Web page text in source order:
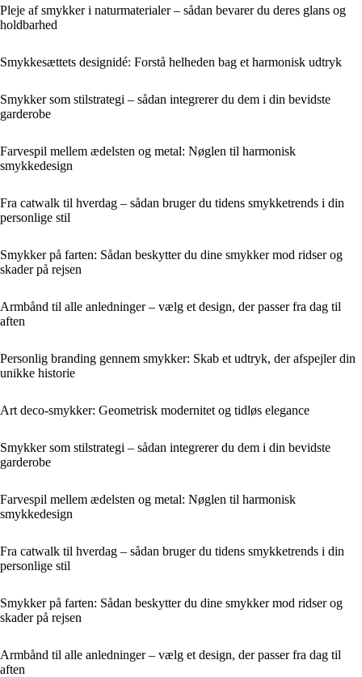
Pleje af smykker i naturmaterialer – sådan bevarer du deres glans og
holdbarhed
Smykkesættets designidé: Forstå helheden bag et harmonisk udtryk
Smykker som stilstrategi – sådan integrerer du dem i din bevidste
garderobe
Farvespil mellem ædelsten og metal: Nøglen til harmonisk
smykkedesign
Fra catwalk til hverdag – sådan bruger du tidens smykketrends i din
personlige stil
Smykker på farten: Sådan beskytter du dine smykker mod ridser og
skader på rejsen
Armbånd til alle anledninger – vælg et design, der passer fra dag til
aften
Personlig branding gennem smykker: Skab et udtryk, der afspejler din
unikke historie
Art deco-smykker: Geometrisk modernitet og tidløs elegance
Smykker som stilstrategi – sådan integrerer du dem i din bevidste
garderobe
Farvespil mellem ædelsten og metal: Nøglen til harmonisk
smykkedesign
Fra catwalk til hverdag – sådan bruger du tidens smykketrends i din
personlige stil
Smykker på farten: Sådan beskytter du dine smykker mod ridser og
skader på rejsen
Armbånd til alle anledninger – vælg et design, der passer fra dag til
aften